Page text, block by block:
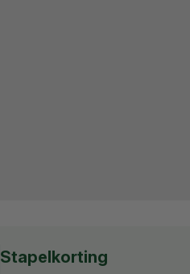
Stapelkorting